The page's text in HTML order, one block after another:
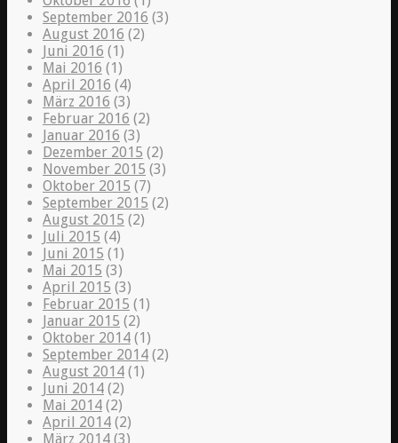
September 2016 (3)
August 2016 (2)
Juni 2016 (1)
Mai 2016 (1)
April 2016 (4)
März 2016 (3)
Februar 2016 (2)
Januar 2016 (3)
Dezember 2015 (2)
November 2015 (3)
Oktober 2015 (7)
September 2015 (2)
August 2015 (2)
Juli 2015 (4)
Juni 2015 (1)
Mai 2015 (3)
April 2015 (3)
Februar 2015 (1)
Januar 2015 (2)
Oktober 2014 (1)
September 2014 (2)
August 2014 (1)
Juni 2014 (2)
Mai 2014 (2)
April 2014 (2)
März 2014 (3)